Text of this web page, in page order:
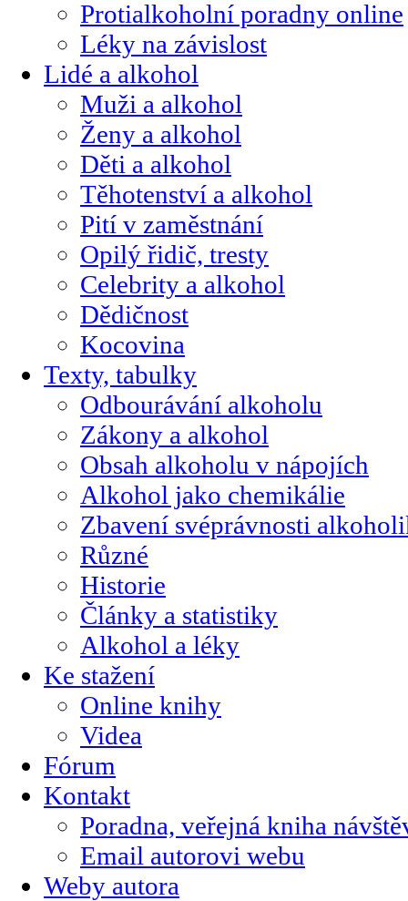
Protialkoholní poradny online
Léky na závislost
Lidé a alkohol
Muži a alkohol
Ženy a alkohol
Děti a alkohol
Těhotenství a alkohol
Pití v zaměstnání
Opilý řidič, tresty
Celebrity a alkohol
Dědičnost
Kocovina
Texty, tabulky
Odbourávání alkoholu
Zákony a alkohol
Obsah alkoholu v nápojích
Alkohol jako chemikálie
Zbavení svéprávnosti
Různé
Historie
Články a statistiky
Alkohol a léky
Ke stažení
Online knihy
Videa
Fórum
Kontakt
Poradna, veřejná kniha
Email autorovi webu
Weby autora